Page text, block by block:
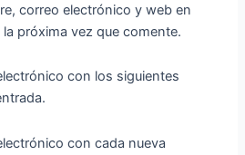
correo electrónico y web en
próxima vez que comente.
con los siguientes
con cada nueva